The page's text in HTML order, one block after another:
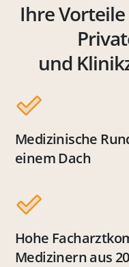
Ihre
und
Medizinische
einem Dach
Hohe
Medizinern aus